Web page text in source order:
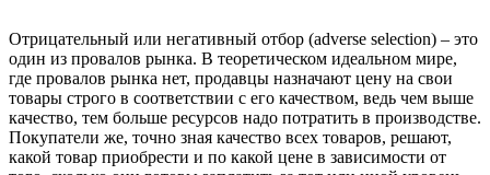
Отрицательный или негативный отбор (adverse selection) – это
один из провалов рынка. В теоретическом идеальном мире,
где провалов рынка нет, продавцы назначают цену на свои
товары строго в соответствии с его качеством, ведь чем выше
качество, тем больше ресурсов надо потратить в производстве.
Покупатели же, точно зная качество всех товаров, решают,
какой товар приобрести и по какой цене в зависимости от